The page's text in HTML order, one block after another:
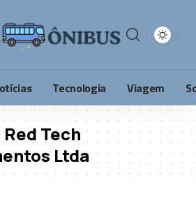
Tecnologia Viagem
Tech
Ltda